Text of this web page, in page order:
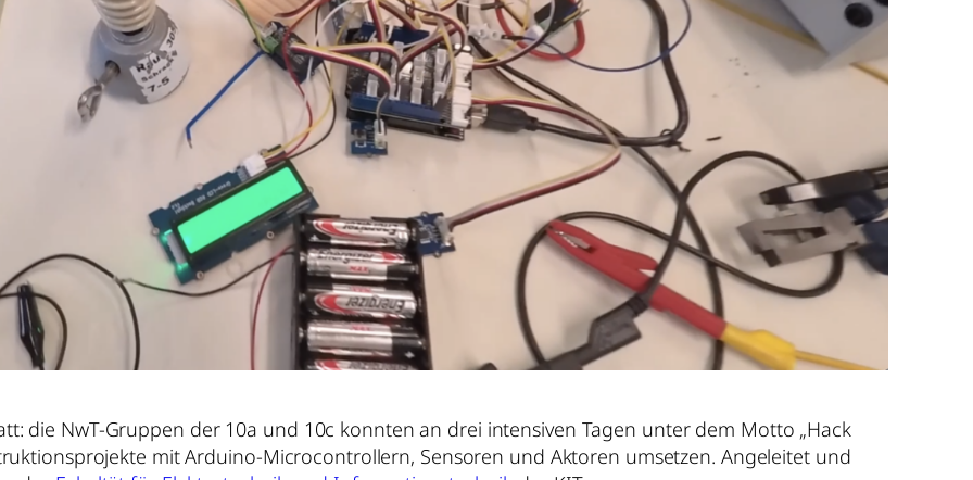
die NwT-Gruppen der 10a und 10c konnten an drei intensiven Tagen unter dem Motto „Hack
mit Arduino-Microcontrollern, Sensoren und Aktoren umsetzen. Angeleitet und